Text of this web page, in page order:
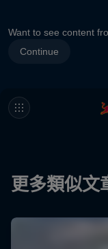
Want to see content
Continue
更多類似文